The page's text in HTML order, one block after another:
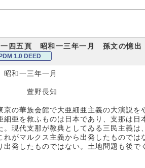
一四五頁 昭和一三年一月 孫文の憶
PDM 1.0 DEED
和一三年一月
知
の華族会館で大亜細亜主義の大演説
細亜を救ふものは日本であり、支那は
現代支那が教典としてゐる三民主義
がマルクス主義から出発したもので
発したものではない。土地問題も後